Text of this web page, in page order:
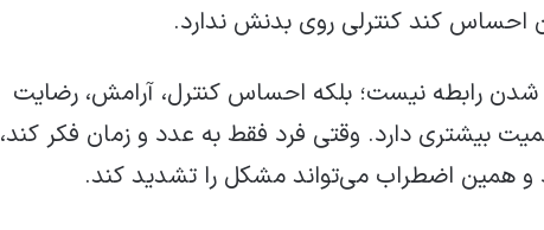
احساس کند کنترلی روی بدنش ندارد.
رابطه نیست؛ بلکه احساس کنترل، آرامش، رضایت
بیشتری دارد. وقتی فرد فقط به عدد و زمان فکر کند،
همین اضطراب می‌تواند مشکل را تشدید کند.